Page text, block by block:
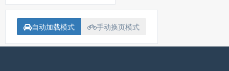
自动加载模式 手动换页模式